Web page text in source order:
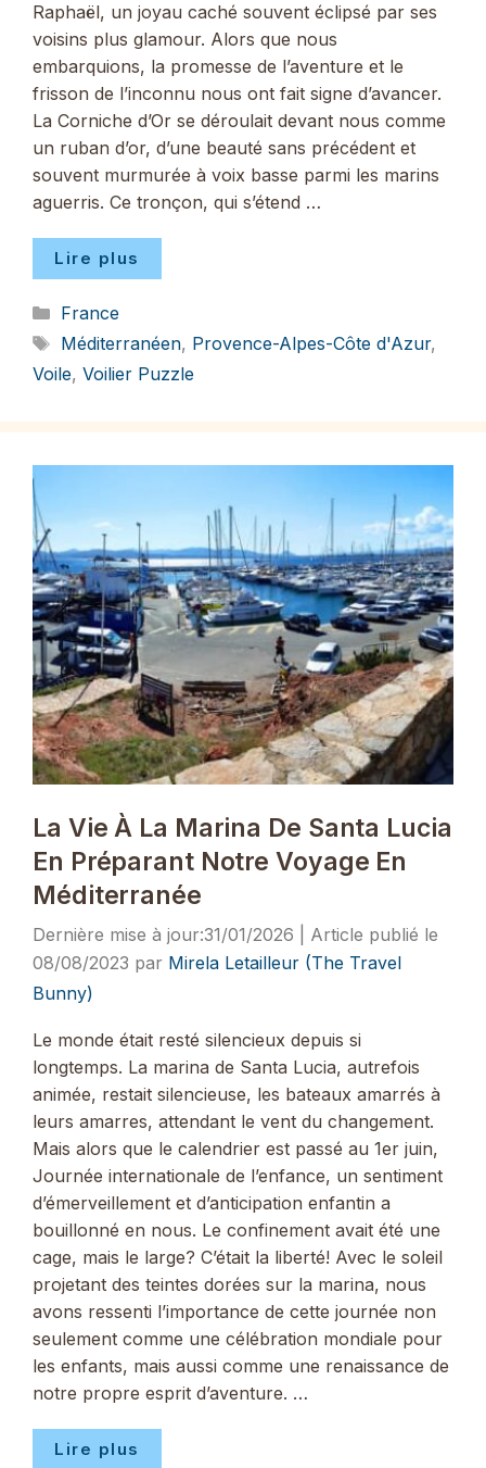
Raphaël, un joyau caché souvent éclipsé par ses
voisins plus glamour. Alors que nous
embarquions, la promesse de l’aventure et le
frisson de l’inconnu nous ont fait signe d’avancer.
La Corniche d’Or se déroulait devant nous comme
un ruban d’or, d’une beauté sans précédent et
souvent murmurée à voix basse parmi les marins
aguerris. Ce tronçon, qui s’étend …
Lire plus
Catégories
France
Étiquettes
Méditerranéen, Provence-Alpes-Côte d'Azur,
Voile, Voilier Puzzle
La Vie À La Marina De Santa Lucia
En Préparant Notre Voyage En
Méditerranée
31/01/2026
08/08/2023 par Mirela Letailleur (The Travel
Bunny)
Le monde était resté silencieux depuis si
longtemps. La marina de Santa Lucia, autrefois
animée, restait silencieuse, les bateaux amarrés à
leurs amarres, attendant le vent du changement.
Mais alors que le calendrier est passé au 1er juin,
Journée internationale de l’enfance, un sentiment
d’émerveillement et d’anticipation enfantin a
bouillonné en nous. Le confinement avait été une
cage, mais le large? C’était la liberté! Avec le soleil
projetant des teintes dorées sur la marina, nous
avons ressenti l’importance de cette journée non
seulement comme une célébration mondiale pour
les enfants, mais aussi comme une renaissance de
notre propre esprit d’aventure. …
Lire plus